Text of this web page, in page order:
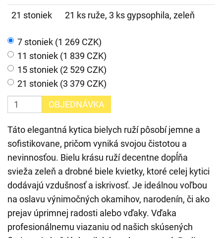
21 stoniek
21 ks ruže, 3 ks gypsophila, zeleň
7 stoniek (1 269 CZK)
11 stoniek (1 839 CZK)
15 stoniek (2 529 CZK)
21 stoniek (3 379 CZK)
OBJEDNÁVKA
Táto elegantná kytica bielych ruží pôsobí jemne a
sofistikovane, pričom vyniká svojou čistotou a
nevinnosťou. Bielu krásu ruží decentne dopĺňa
svieža zeleň a drobné biele kvietky, ktoré celej kytici
dodávajú vzdušnosť a iskrivosť. Je ideálnou voľbou
na oslavu výnimočných okamihov, narodenín, či ako
prejav úprimnej radosti alebo vďaky. Vďaka
profesionálnemu viazaniu od našich skúsených